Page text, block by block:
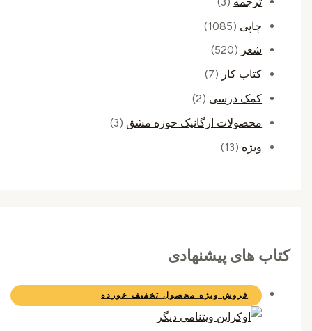
چاپی
(1085)
شعر
(520)
کتاب کار (7)
کمک درسی (2)
محصولات ارگانیک حوزه مشق (3)
ویژه
(13)
کتاب های پیشنهادی
فروش ویژه محصول تخفیف خورده